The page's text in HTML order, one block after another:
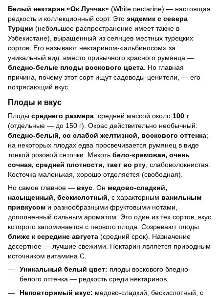
Белый нектарин «Ок Луччак» (White nectarine) — настоящая
редкость и коллекционный сорт. Это эндемик с севера
Турции (небольшое распространение имеет также в
Узбекистане), выращенный из сеянцев местных турецких
сортов. Его называют нектарином-«альбиносом» за
уникальный вид: вместо привычного красного румянца —
бледно-белые плоды воскового цвета . Но главная
причина, почему этот сорт ищут садоводы-ценители, — его
потрясающий вкус.
Плоды и вкус
Плоды среднего размера , средней массой около 100 г
(отдельные — до 150 г). Окрас действительно необычный:
бледно-белый, со слабой желтизной, воскового оттенка;
на некоторых плодах едва просвечивается румянец в виде
тонкой розовой сеточки. Мякоть бело-кремовая, очень
сочная, средней плотности, тает во рту , слабоволокнистая.
Косточка маленькая, хорошо отделяется (свободная).
Но самое главное — вкус . Он медово-сладкий,
насыщенный, бескислотный , с характерным ванильным
привкусом и разнообразными фруктовыми нотами,
дополненный сильным ароматом. Это один из тех сортов, вкус
которого запоминается с первого плода. Созревают плоды
ближе к середине августа (средний срок). Назначение
десертное — лучшие свежими. Нектарин является природным
источником витамина С.
Уникальный белый цвет: плоды воскового бледно-
белого оттенка — редкость среди нектаринов.
Неповторимый вкус: медово-сладкий, бескислотный, с